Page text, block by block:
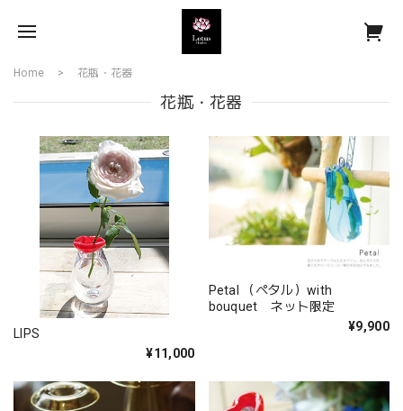
Home 花瓶・花器
花瓶・花器
LIPS
¥11,000
Petal （ペタル）with
bouquet ネット限定
¥9,900